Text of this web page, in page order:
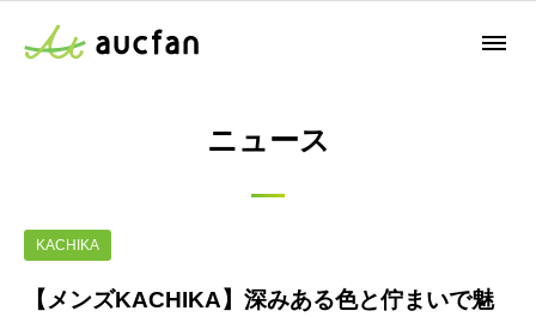
ニュース
KACHIKA
【メンズKACHIKA】深みある色と佇まいで魅